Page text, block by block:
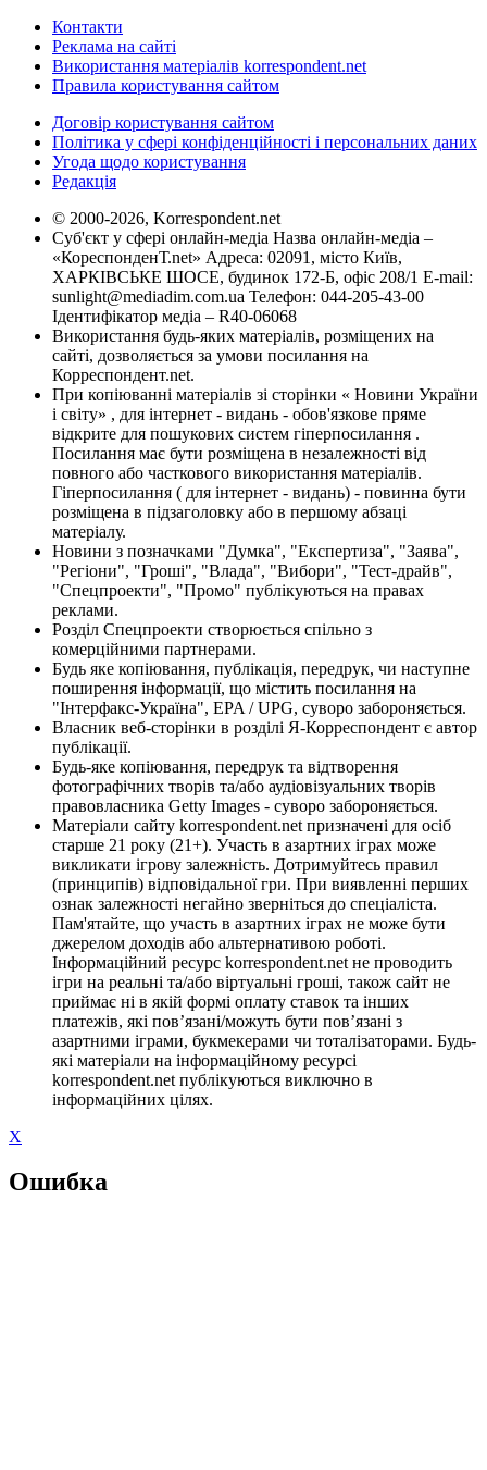
Контакти
Реклама на сайті
Використання матеріалів korrespondent.net
Правила користування сайтом
Договір користування сайтом
Політика у сфері конфіденційності і персональних даних
Угода щодо користування
Редакція
© 2000-2026, Korrespondent.net
Суб'єкт у сфері онлайн-медіа Назва онлайн-медіа –
«КореспонденТ.net» Адреса: 02091, місто Київ,
ХАРКІВСЬКЕ ШОСЕ, будинок 172-Б, офіс 208/1 E-mail:
sunlight@mediadim.com.ua Телефон: 044-205-43-00
Ідентифікатор медіа – R40-06068
Використання будь-яких матеріалів, розміщених на
сайті, дозволяється за умови посилання на
Корреспондент.net.
При копіюванні матеріалів зі сторінки « Новини України
і світу» , для інтернет - видань - обов'язкове пряме
відкрите для пошукових систем гіперпосилання .
Посилання має бути розміщена в незалежності від
повного або часткового використання матеріалів.
Гіперпосилання ( для інтернет - видань) - повинна бути
розміщена в підзаголовку або в першому абзаці
матеріалу.
Новини з позначками "Думка", "Експертиза", "Заява",
"Регіони", "Гроші", "Влада", "Вибори", "Тест-драйв",
"Спецпроекти", "Промо" публікуються на правах
реклами.
Розділ Спецпроекти створюється спільно з
комерційними партнерами.
Будь яке копіювання, публікація, передрук, чи наступне
поширення інформації, що містить посилання на
"Інтерфакс-Україна", EPA / UPG, суворо забороняється.
Власник веб-сторінки в розділі Я-Корреспондент є автор
публікації.
Будь-яке копіювання, передрук та відтворення
фотографічних творів та/або аудіовізуальних творів
правовласника Getty Images - суворо забороняється.
Матеріали сайту korrespondent.net призначені для осіб
старше 21 року (21+). Участь в азартних іграх може
викликати ігрову залежність. Дотримуйтесь правил
(принципів) відповідальної гри. При виявленні перших
ознак залежності негайно зверніться до спеціаліста.
Пам'ятайте, що участь в азартних іграх не може бути
джерелом доходів або альтернативою роботі.
Інформаційний ресурс korrespondent.net не проводить
ігри на реальні та/або віртуальні гроші, також сайт не
приймає ні в якій формі оплату ставок та інших
платежів, які пов’язані/можуть бути пов’язані з
азартними іграми, букмекерами чи тоталізаторами. Будь-
які матеріали на інформаційному ресурсі
korrespondent.net публікуються виключно в
інформаційних цілях.
X
Ошибка